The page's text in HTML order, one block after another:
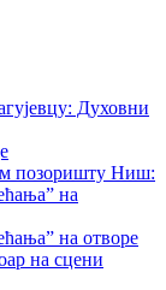
на отворе